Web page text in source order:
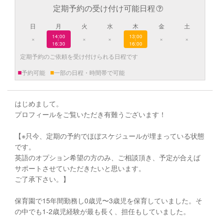
定期予約の受け付け可能日程
日
×
月
14:00
|
16:30
火
×
水
×
木
13:00
|
16:00
金
×
土
×
定期予約のご依頼を受け付けられる日程です
■予約可能 ■一部の日程・時間帯で可能
はじめまして。
プロフィールをご覧いただき有難うございます！
【※只今、定期の予約でほぼスケジュールが埋まっている状態
です。
英語のオプション希望の方のみ、ご相談頂き、予定が合えば
サポートさせていただきたいと思います。
ご了承下さい。】
保育園で15年間勤務し0歳児〜3歳児を保育していました。そ
の中でも1-2歳児経験が最も長く、担任もしていました。